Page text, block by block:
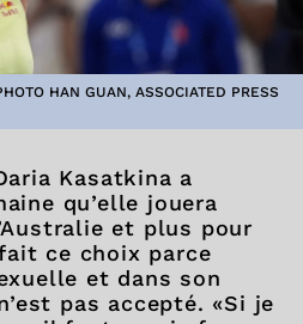
HAN GUAN, ASSOCIATED PRESS
Kasatkina a
qu’elle jouera
et plus pour
ce choix parce
et dans son
pas accepté. «Si je